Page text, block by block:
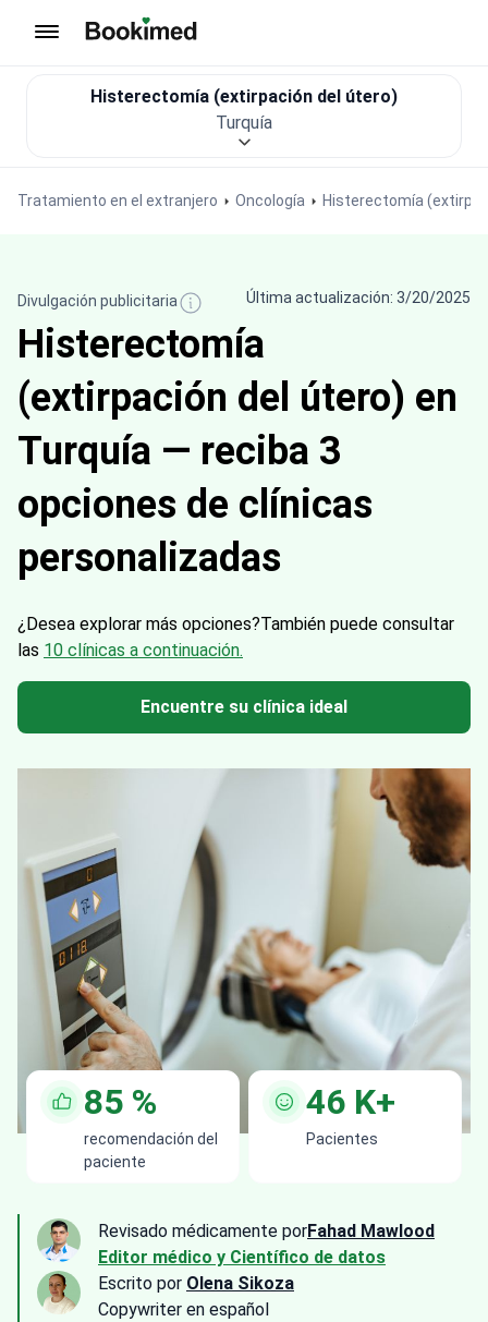
Tratamiento en el extranjero Oncología Histerectomía
Histerectomía (extirpación del útero)
Turquía
Divulgación publicitaria Última actualización: 3/20/2025
Histerectomía
(extirpación del útero) en
Turquía — reciba 3
opciones de clínicas
personalizadas
¿Desea explorar más opciones?También puede consultar
las 10 clínicas a continuación.
Encuentre su clínica ideal
85 %
recomendación del
paciente
46 K+
Pacientes
Revisado médicamente porFahad Mawlood
Editor médico y Científico de datos
Escrito por Olena Sikoza
Сopywriter en español